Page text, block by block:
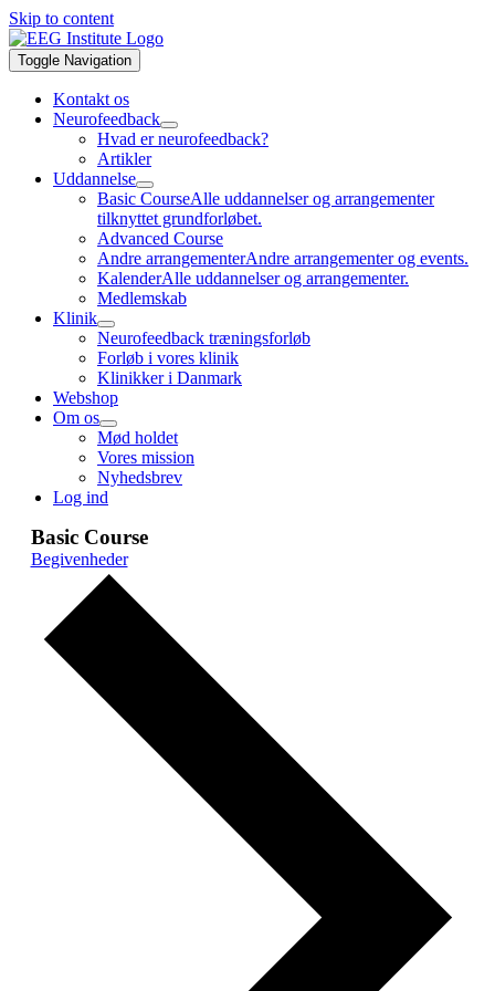
Skip to content
Toggle Navigation
Kontakt os
Neurofeedback
Hvad er neurofeedback?
Artikler
Uddannelse
Basic CourseAlle uddannelser og arrangementer
tilknyttet grundforløbet.
Advanced Course
Andre arrangementerAndre arrangementer og events.
KalenderAlle uddannelser og arrangementer.
Medlemskab
Klinik
Neurofeedback træningsforløb
Forløb i vores klinik
Klinikker i Danmark
Webshop
Om os
Mød holdet
Vores mission
Nyhedsbrev
Log ind
Basic Course
Begivenheder